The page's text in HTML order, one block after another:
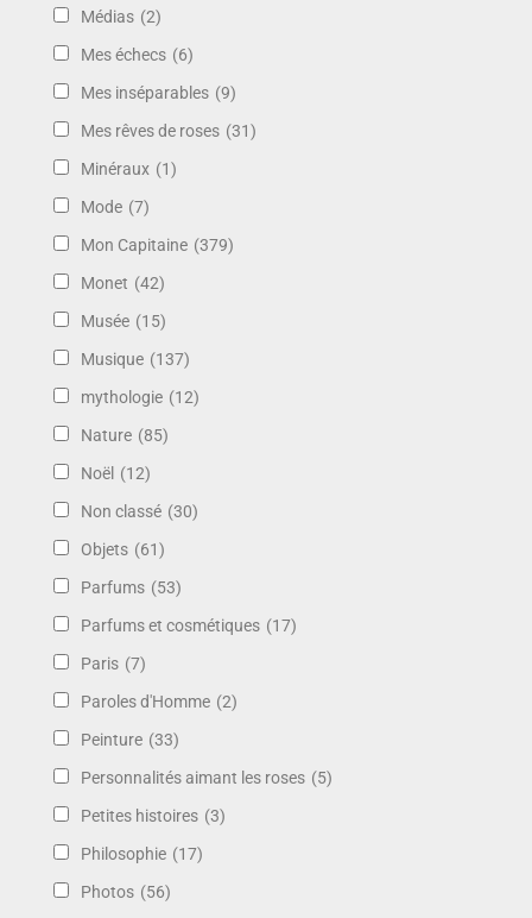
Médias (2)
Mes échecs (6)
Mes inséparables (9)
Mes rêves de roses (31)
Minéraux (1)
Mode (7)
Mon Capitaine (379)
Monet (42)
Musée (15)
Musique (137)
mythologie (12)
Nature (85)
Noël (12)
Non classé (30)
Objets (61)
Parfums (53)
Parfums et cosmétiques (17)
Paris (7)
Paroles d'Homme (2)
Peinture (33)
Personnalités aimant les roses (5)
Petites histoires (3)
Philosophie (17)
Photos (56)